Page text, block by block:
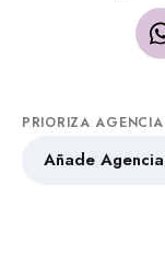
PRIORIZA
Añade